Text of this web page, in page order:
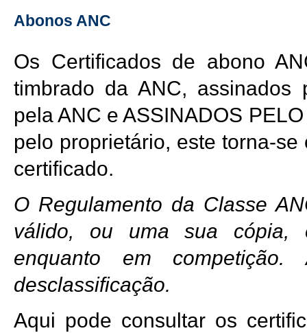
Abonos ANC
Os Certificados de abono
timbrado da ANC, assinados
pela ANC e ASSINADOS
pelo proprietário, este torna-
certificado.
O Regulamento da Classe
válido, ou uma sua cópia,
enquanto em
desclassificação.
Aqui pode consultar os